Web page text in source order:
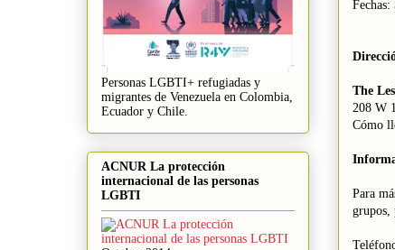
Fechas:
The
208 W
Cómo
Para
grupos,
Personas LGBTI+ refugiadas y
migrantes de Venezuela en Colombia,
Ecuador y Chile.
ACNUR La protección
internacional de las personas
LGBTI